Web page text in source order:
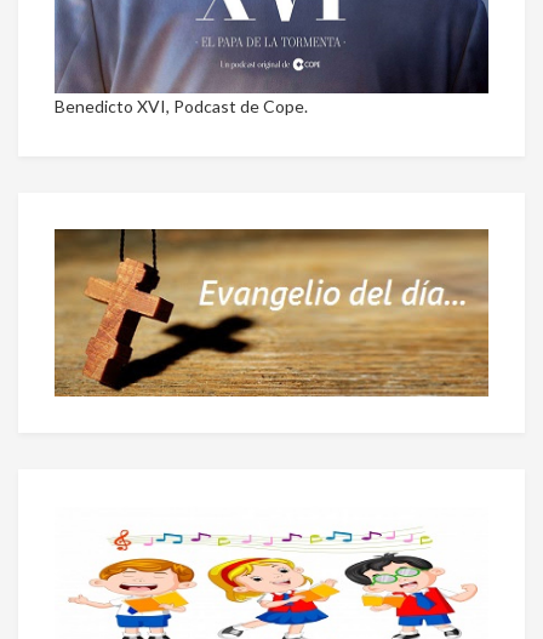
Benedicto XVI, Podcast de Cope.